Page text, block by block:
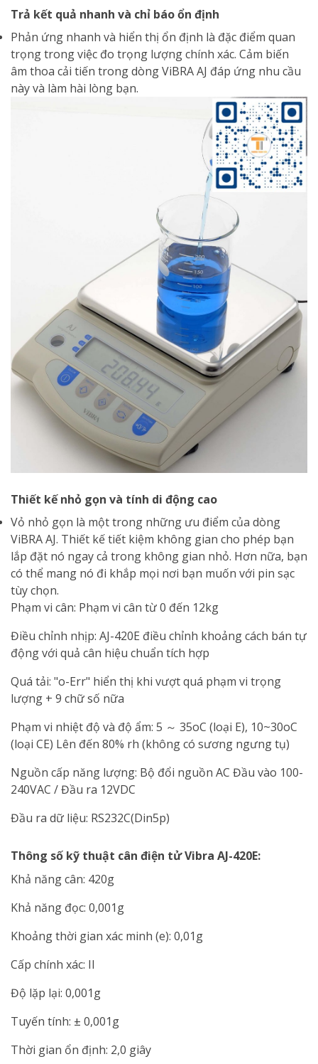
Trả kết quả nhanh và chỉ báo ổn định
Phản ứng nhanh và hiển thị ổn định là đặc điểm quan
trọng trong việc đo trọng lượng chính xác. Cảm biến
âm thoa cải tiến trong dòng ViBRA AJ đáp ứng nhu cầu
này và làm hài lòng bạn.
Thiết kế nhỏ gọn và tính di động cao
Vỏ nhỏ gọn là một trong những ưu điểm của dòng
ViBRA AJ. Thiết kế tiết kiệm không gian cho phép bạn
lắp đặt nó ngay cả trong không gian nhỏ. Hơn nữa, bạn
có thể mang nó đi khắp mọi nơi bạn muốn với pin sạc
tùy chọn.
Phạm vi cân: Phạm vi cân từ 0 đến 12kg
Điều chỉnh nhịp: AJ-420E điều chỉnh khoảng cách bán tự
động với quả cân hiệu chuẩn tích hợp
Quá tải: "o-Err" hiển thị khi vượt quá phạm vi trọng
lượng + 9 chữ số nữa
Phạm vi nhiệt độ và độ ẩm: 5 ～ 35oC (loại E), 10~30oC
(loại CE) Lên đến 80% rh (không có sương ngưng tụ)
Nguồn cấp năng lượng: Bộ đổi nguồn AC Đầu vào 100-
240VAC / Đầu ra 12VDC
Đầu ra dữ liệu: RS232C(Din5p)
Thông số kỹ thuật cân điện tử Vibra AJ-420E:
Khả năng cân: 420g
Khả năng đọc: 0,001g
Khoảng thời gian xác minh (e): 0,01g
Cấp chính xác: II
Độ lặp lại: 0,001g
Tuyến tính: ± 0,001g
Thời gian ổn định: 2,0 giây